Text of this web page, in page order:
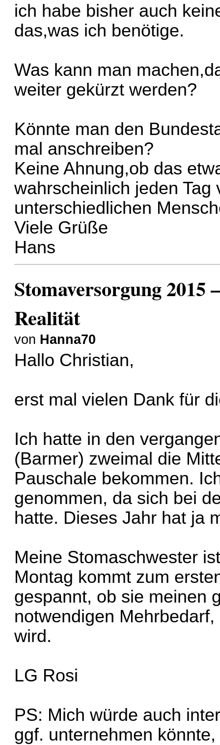
ich habe bisher auch
das,was ich benötige.
Was kann man
weiter gekürzt werden?
Könnte man den
mal anschreiben?
Keine Ahnung,ob das
wahrscheinlich jeden Tag
unterschiedlichen
Viele Grüße
Hans
Stomaversorgung 2015
Realität
von Hanna70
Hallo Christian,
erst mal vielen Dank für
Ich hatte in den
(Barmer) zweimal die
Pauschale bekommen.
genommen, da sich bei
hatte. Dieses Jahr hat ja
Meine Stomaschwester
Montag kommt zum
gespannt, ob sie meinen
notwendigen
wird.
LG Rosi
PS: Mich würde auch
ggf. unternehmen